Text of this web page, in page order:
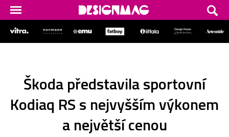
Škoda představila sportovní
Kodiaq RS s nejvyšším výkonem
a největší cenou